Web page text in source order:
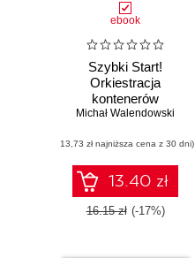
ebook
Szybki Start!
Orkiestracja
kontenerów
w moment
Michał Walendowski
(13,73 zł najniższa cena z 30 dni)
13.40 zł
16.15 zł (-17%)